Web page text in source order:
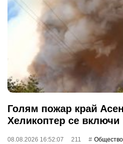
Голям пожар край
Хеликоптер се включи
08.08.2026 16:52:07 211 Общество